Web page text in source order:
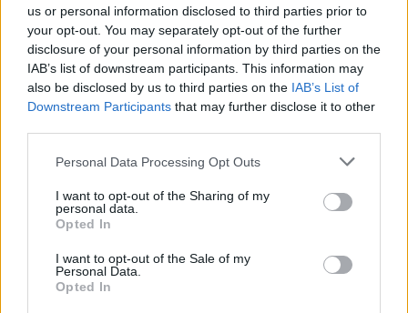
us or personal information disclosed to third parties prior to
your opt-out. You may separately opt-out of the further
disclosure of your personal information by third parties on the
IAB’s list of downstream participants. This information may
also be disclosed by us to third parties on the IAB’s List of
Downstream Participants that may further disclose it to other
Personal Data Processing Opt Outs
I want to opt-out of the Sharing of my
personal data.
Opted In
I want to opt-out of the Sale of my
Personal Data.
Opted In